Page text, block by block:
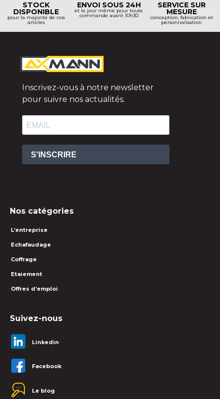
STOCK
DISPONIBLE
pour la majorité de nos
articles
ENVOI SOUS 24H
et le jour même pour toute
commande avant 10h30
SERVICE SUR
MESURE
conception, fabrication et
personnalisation
Inscrivez-vous à notre newsletter
pour suivre nos actualités.
S'INSCRIRE
Nos catégories
L’entreprise
Echafaudage
Coffrage
Etaiement
Offres d’emploi
Suivez-nous
Linkedin
Facebook
Le blog